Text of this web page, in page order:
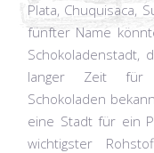
Plata, Chuquisaca,
fünfter Name
Schokoladenstadt,
langer Zeit für
Schokoladen
eine Stadt für ein
wichtigster